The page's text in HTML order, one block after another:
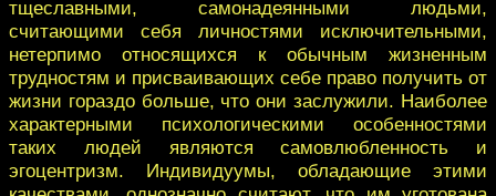
тщеславными, самонадеянными людьми,
считающими себя личностями исключительными,
нетерпимо относящихся к обычным жизненным
трудностям и присваивающих себе право получить от
жизни гораздо больше, что они заслужили. Наиболее
характерными психологическими особенностями
таких людей являются самовлюбленность и
эгоцентризм. Индивидуумы, обладающие этими